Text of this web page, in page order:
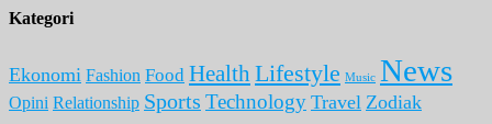
Kategori
Ekonomi Fashion Food Health Lifestyle Music News
Opini Relationship Sports Technology Travel Zodiak